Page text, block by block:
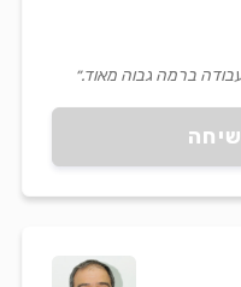
ברמה גבוה מאוד.״